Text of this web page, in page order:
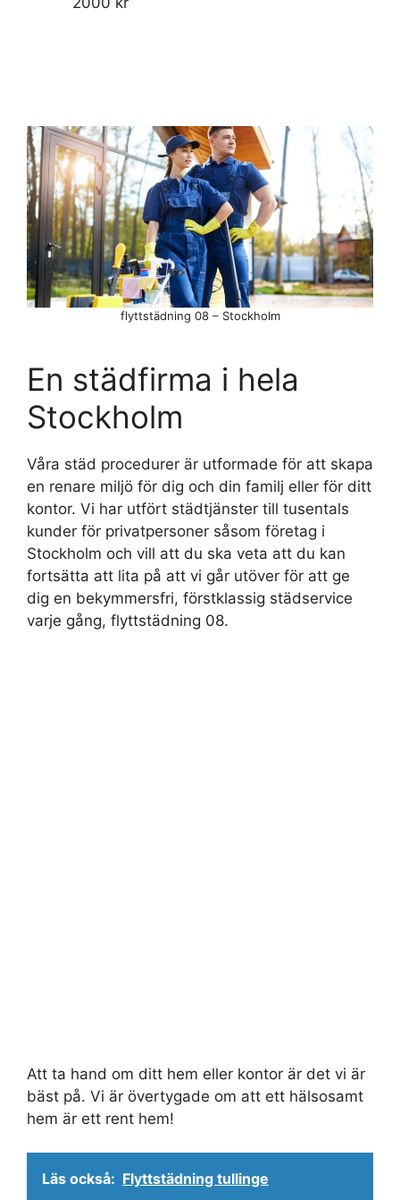
En städfirma i hela
Stockholm
Våra städ procedurer är utformade för att skapa
en renare miljö för dig och din familj eller för ditt
kontor. Vi har utfört städtjänster till tusentals
kunder för privatpersoner såsom företag i
Stockholm och vill att du ska veta att du kan
fortsätta att lita på att vi går utöver för att ge
dig en bekymmersfri, förstklassig städservice
varje gång, flyttstädning 08.
Att ta hand om ditt hem eller kontor är det vi är
bäst på. Vi är övertygade om att ett hälsosamt
hem är ett rent hem!
Läs också: Flyttstädning tullinge
flyttstädning 08 – Stockholm